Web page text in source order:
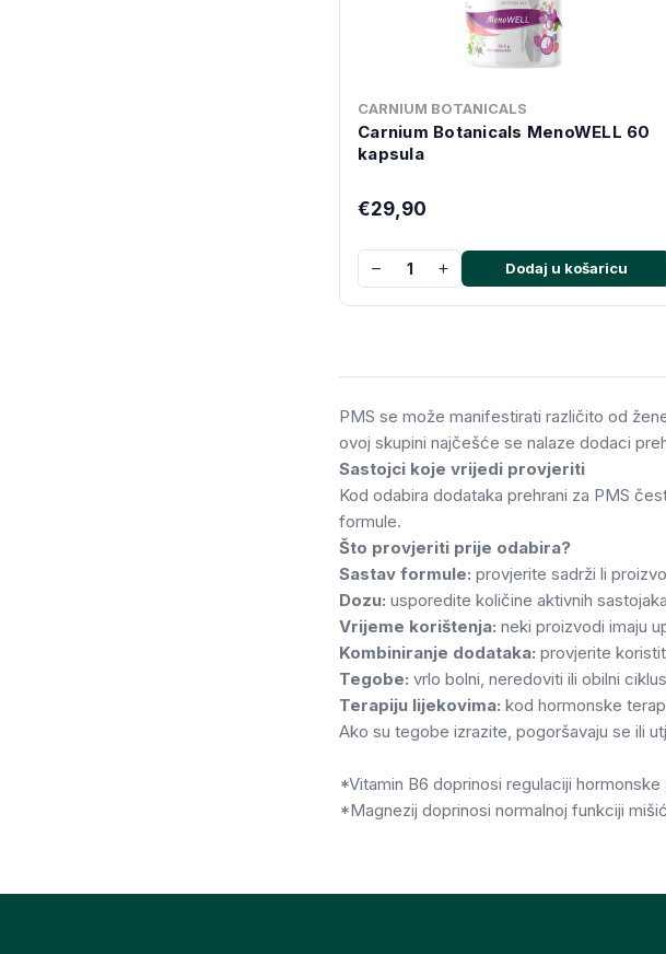
CARNIUM BOTANICALS
Carnium Botanicals MenoWELL 60
kapsula
€29,90
− + Dodaj u košaricu
PMS se može manifestirati različito od
ovoj skupini najčešće se nalaze dodaci
Sastojci koje vrijedi provjeriti
Kod odabira dodataka prehrani za PMS
formule.
Što provjeriti prije odabira?
Sastav formule: provjerite sadrži li
Dozu: usporedite količine aktivnih
Vrijeme korištenja: neki proizvodi imaju
Kombiniranje dodataka: provjerite
Tegobe: vrlo bolni, neredoviti ili obilni
Terapiju lijekovima: kod hormonske
Ako su tegobe izrazite, pogoršavaju se ili
*Vitamin B6 doprinosi regulaciji
*Magnezij doprinosi normalnoj funkciji